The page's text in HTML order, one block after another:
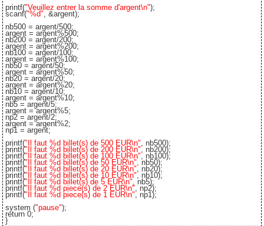
printf("Veuillez entrer la somme d'argent\n");
scanf("%d", &argent);
nb500 = argent/500;
argent = argent%500;
nb200 = argent/200;
argent = argent%200;
nb100 = argent/100;
argent = argent%100;
nb50 = argent/50;
argent = argent%50;
nb20 = argent/20;
argent = argent%20;
nb10 = argent/10;
argent = argent%10;
nb5 = argent/5;
argent = argent%5;
np2 = argent/2;
argent = argent%2;
np1 = argent;
printf("Il faut %d billet(s) de 500 EUR\n", nb500);
printf("Il faut %d billet(s) de 200 EUR\n", nb200);
printf("Il faut %d billet(s) de 100 EUR\n", nb100);
printf("Il faut %d billet(s) de 50 EUR\n", nb50);
printf("Il faut %d billet(s) de 20 EUR\n", nb20);
printf("Il faut %d billet(s) de 10 EUR\n", nb10);
printf("Il faut %d billet(s) de 5 EUR\n", nb5);
printf("Il faut %d piece(s) de 2 EUR\n", np2);
printf("Il faut %d piece(s) de 1 EUR\n", np1);
system ("pause");
return 0;
}